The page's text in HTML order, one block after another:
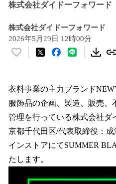
株式会社ダイドーフォワード
株式会社ダイドーフォワード
2026年5月29日 12時00分
い
！
数
を
読
み
込
中
衣料事業の主力ブランド
服飾品の企画、製造、販売
管理を行っている株式会社ダ
京都千代田区/代表取締役：
インストアにてSUMMER
たします。